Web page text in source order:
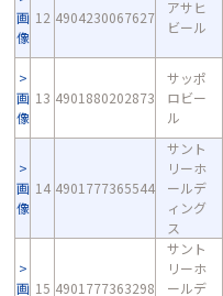
画
像
12 4904230067627
アサヒ
ビール
画
像
13 4901880202873
サッポ
ロビー
ル
画
像
14 4901777365544
サント
リーホ
ールデ
ィング
ス
画 15 4901777363298
サント
リーホ
ールデ